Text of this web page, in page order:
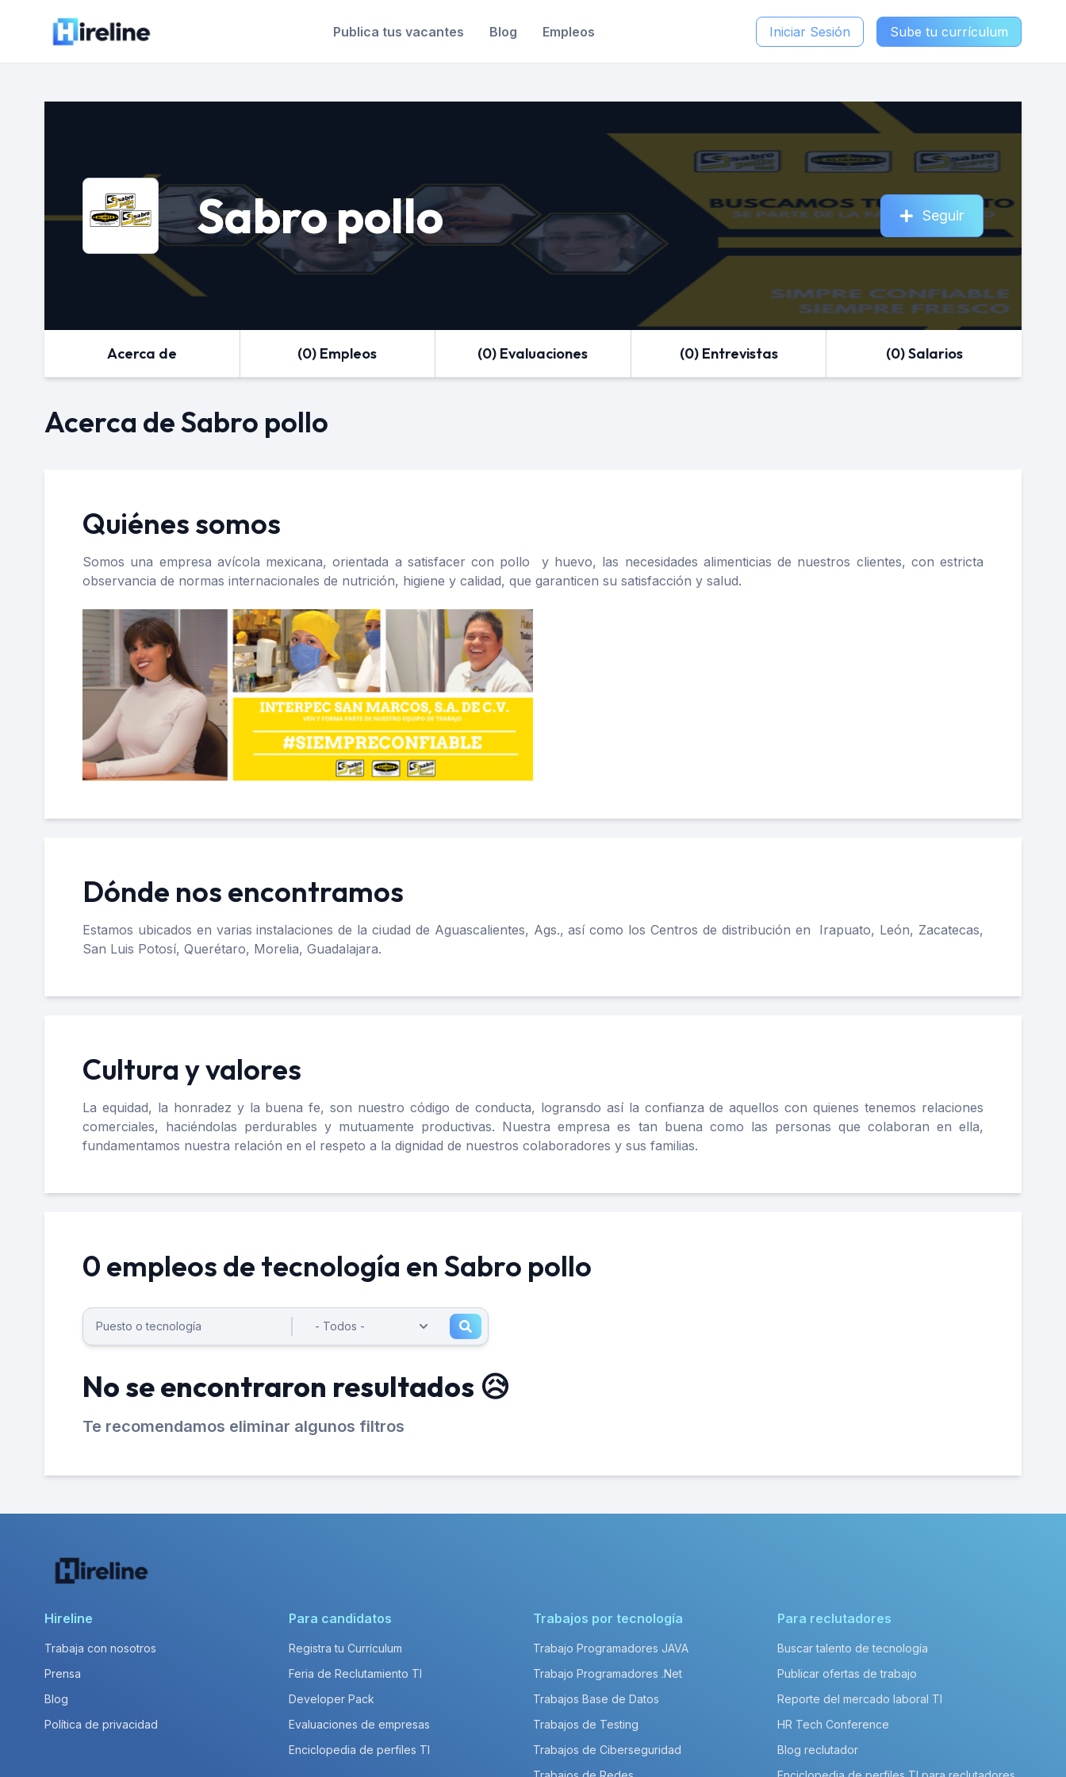
Publica tus vacantes Blog Empleos Iniciar Sesión Sube tu currículum
Sabro pollo Seguir
Acerca de (0) Empleos (0) Evaluaciones (0) Entrevistas (0) Salarios
Acerca de Sabro pollo
Quiénes somos
Somos una empresa avícola mexicana, orientada a satisfacer con pollo y huevo, las necesidades alimenticias de nuestros clientes, con estricta
observancia de normas internacionales de nutrición, higiene y calidad, que garanticen su satisfacción y salud.
Dónde nos encontramos
Estamos ubicados en varias instalaciones de la ciudad de Aguascalientes, Ags., así como los Centros de distribución en Irapuato, León, Zacatecas,
San Luis Potosí, Querétaro, Morelia, Guadalajara.
Cultura y valores
La equidad, la honradez y la buena fe, son nuestro código de conducta, logransdo así la confianza de aquellos con quienes tenemos relaciones
comerciales, haciéndolas perdurables y mutuamente productivas. Nuestra empresa es tan buena como las personas que colaboran en ella,
fundamentamos nuestra relación en el respeto a la dignidad de nuestros colaboradores y sus familias.
0 empleos de tecnología en Sabro pollo
No se encontraron resultados 😥
Te recomendamos eliminar algunos filtros
Hireline
Trabaja con nosotros
Prensa
Blog
Política de privacidad
Para candidatos
Registra tu Currículum
Feria de Reclutamiento TI
Developer Pack
Evaluaciones de empresas
Enciclopedia de perfiles TI
Trabajos por tecnología
Trabajo Programadores JAVA
Trabajo Programadores .Net
Trabajos Base de Datos
Trabajos de Testing
Trabajos de Ciberseguridad
Para reclutadores
Buscar talento de tecnología
Publicar ofertas de trabajo
Reporte del mercado laboral TI
HR Tech Conference
Blog reclutador